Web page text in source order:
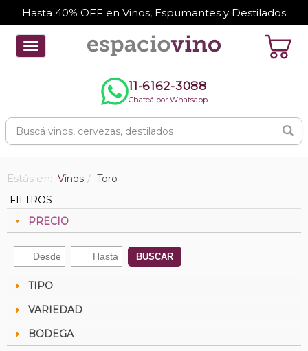
Hasta 40% OFF en Vinos, Espumantes y Destilados
Toggle
navigation
11-6162-3088
Chateá por Whatsapp
Estás en: Vinos
Toro
FILTROS
PRECIO
BUSCAR
TIPO
VARIEDAD
BODEGA